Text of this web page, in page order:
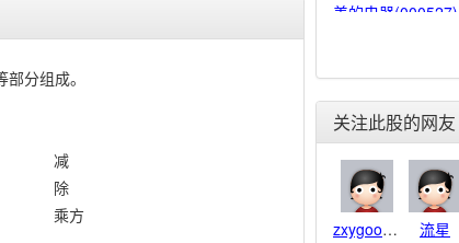
部分组成。
减
除
乘方
美的电器(000527)
合金投资(000633)
格力电器(000651)
东方电子(000682)
金宇车城(000803)
银河生物(000806)
关注此股的网友
zxygoodboy 流星